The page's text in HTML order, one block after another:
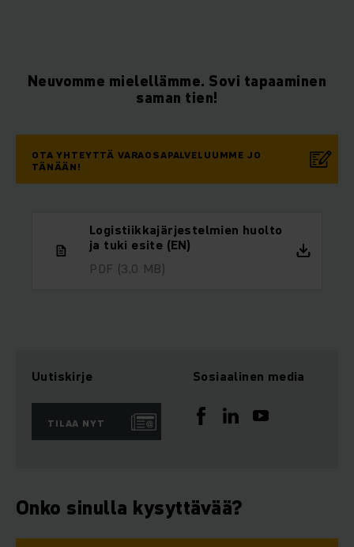
Neuvomme mielellämme. Sovi tapaaminen
saman tien!
OTA YHTEYTTÄ VARAOSAPALVELUUMME JO
TÄNÄÄN!
Logistiikkajärjestelmien huolto
ja tuki esite (EN)
PDF (3,0 MB)
Uutiskirje
TILAA NYT
Sosiaalinen media
Onko sinulla kysyttävää?